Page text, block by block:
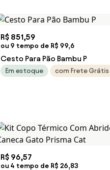
R$ 851,59
ou 9 tempo de R$ 99,6
Cesto Para Pão Bambu P
Em estoque com Frete Grátis
R$ 96,57
ou 4 tempo de R$ 26,83